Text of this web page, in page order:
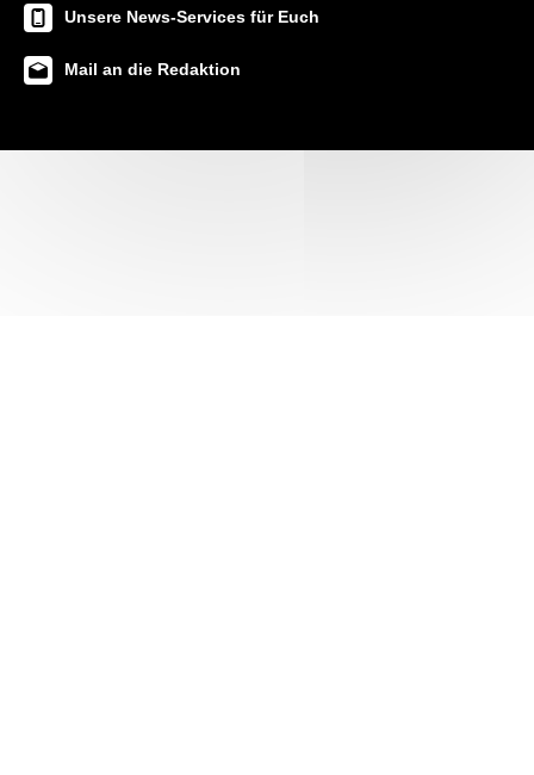
Unsere News-Services für Euch
Mail an die Redaktion